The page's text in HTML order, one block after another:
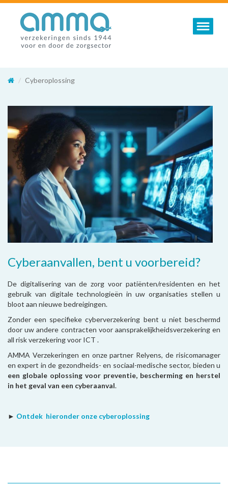
Toggle
Cyberoplossing
Cyberaanvallen, bent u voorbereid?
De digitalisering van de zorg voor patiënten/residenten en het
gebruik van digitale technologieën in uw organisaties stellen u
bloot aan nieuwe bedreigingen.
Zonder een specifieke cyberverzekering bent u niet beschermd
door uw andere contracten voor aansprakelijkheidsverzekering en
all risk verzekering voor ICT .
AMMA Verzekeringen en onze partner Relyens, de risicomanager
en expert in de gezondheids- en sociaal-medische sector, bieden u
een globale oplossing voor preventie, bescherming en herstel
in het geval van een cyberaanval.
► Ontdek hieronder onze cyberoplossing